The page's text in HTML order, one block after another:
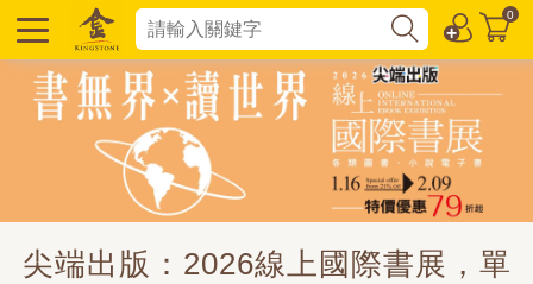
0
尖端出版：2026線上國際書展，單